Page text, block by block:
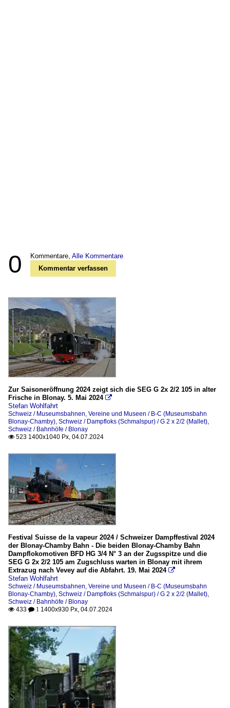
0 Kommentare, Alle Kommentare
Kommentar verfassen
Zur Saisoneröffnung 2024 zeigt sich die SEG G 2x 2/2 105 in alter
Frische in Blonay. 5. Mai 2024 
Stefan Wohlfahrt
Schweiz / Museumsbahnen, Vereine und Museen / B-C (Museumsbahn
Blonay-Chamby), Schweiz / Dampfloks (Schmalspur) / G 2 x 2/2 (Mallet),
Schweiz / Bahnhöfe / Blonay
 523 1400x1040 Px, 04.07.2024
Festival Suisse de la vapeur 2024 / Schweizer Dampffestival 2024
der Blonay-Chamby Bahn - Die beiden Blonay-Chamby Bahn
Dampflokomotiven BFD HG 3/4 N° 3 an der Zugsspitze und die
SEG G 2x 2/2 105 am Zugschluss warten in Blonay mit ihrem
Extrazug nach Vevey auf die Abfahrt. 19. Mai 2024 
Stefan Wohlfahrt
Schweiz / Museumsbahnen, Vereine und Museen / B-C (Museumsbahn
Blonay-Chamby), Schweiz / Dampfloks (Schmalspur) / G 2 x 2/2 (Mallet),
Schweiz / Bahnhöfe / Blonay
 433  1 1400x930 Px, 04.07.2024